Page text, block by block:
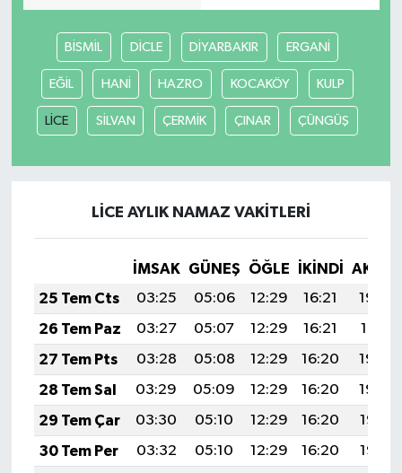
BİSMİL DİCLE DİYARBAKIR ERGANİ
EĞİL HANİ HAZRO KOCAKÖY KULP
LİCE SİLVAN ÇERMİK ÇINAR ÇÜNGÜŞ
LİCE AYLIK NAMAZ VAKITLERI
İMSAK GÜNEŞ ÖĞLE İKINDI
25 Tem Cts
03:25 05:06 12:29 16:21
19:42
26 Tem Paz
03:27 05:07 12:29 16:21
19:41
27 Tem Pts
03:28 05:08 12:29 16:20
19:40
28 Tem Sal
03:29 05:09 12:29 16:20
19:39
29 Tem Çar
03:30 05:10 12:29 16:20
19:38
30 Tem Per
03:32 05:10 12:29 16:20
19:37
Teknoloji
Vasıta
Vefat Haberleri